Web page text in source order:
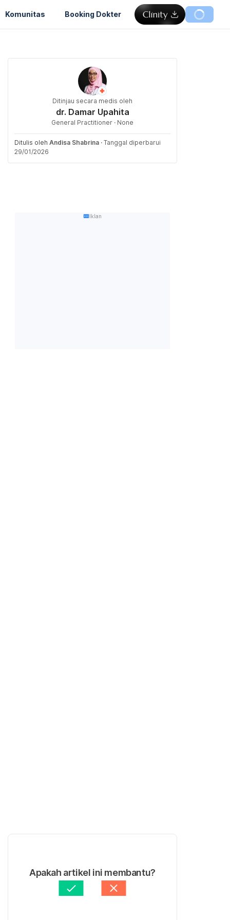
Komunitas Booking Dokter
Ditinjau secara medis oleh
dr. Damar Upahita
General Practitioner · None
Ditulis oleh Andisa Shabrina · Tanggal diperbarui
29/01/2026
Iklan
Apakah artikel ini membantu?